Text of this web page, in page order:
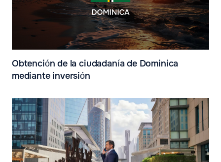
Obtención de la ciudadanía de Dominica
mediante inversión